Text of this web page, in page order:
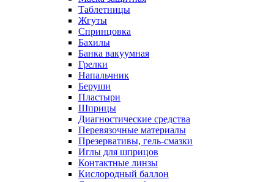
Таблетницы
Жгуты
Спринцовка
Бахилы
Банка вакуумная
Грелки
Напальчник
Беруши
Пластыри
Шприцы
Диагностические средства
Перевязочные материалы
Презервативы, гель-смазки
Иглы для шприцов
Контактные линзы
Кислородный баллон